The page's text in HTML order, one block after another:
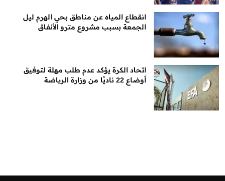
انقطاع المياه عن مناطق بحي الهرم ليل
الجمعة بسبب مشروع مترو الأنفاق
اتحاد الكرة يؤكد عدم طلب مهلة لتوفيق
أوضاع 22 ناديًا من وزارة الرياضة